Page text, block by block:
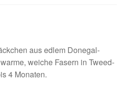
aus edlem Donegal-
weiche Fasern in Tweed-
4 Monaten.